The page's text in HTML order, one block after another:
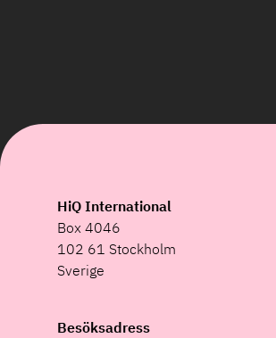
HiQ International
Box 4046
102 61 Stockholm
Sverige
Besöksadress